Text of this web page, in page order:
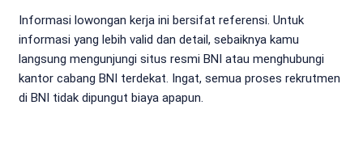
Informasi lowongan kerja ini bersifat referensi. Untuk
informasi yang lebih valid dan detail, sebaiknya kamu
langsung mengunjungi situs resmi BNI atau menghubungi
kantor cabang BNI terdekat. Ingat, semua proses rekrutmen
di BNI tidak dipungut biaya apapun.